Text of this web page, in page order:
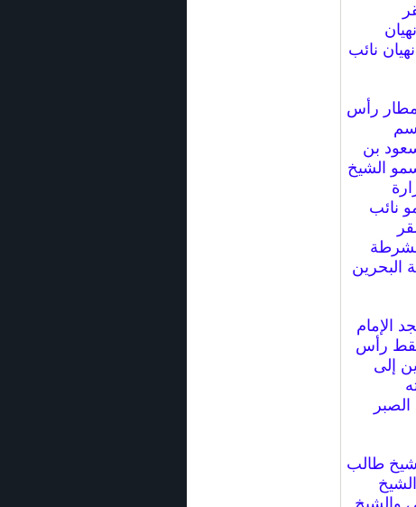
نائب
مطار رأس
بن
الشيخ
نائب
البحرين
الإمام
رأس
إلى
طالب
والشيخ